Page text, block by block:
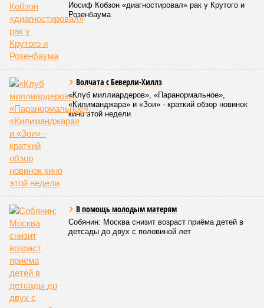
Иосиф Кобзон «диагностировал» рак у Крутого и
Розенбаума
Волчата с Беверли-Хиллз
«Клуб миллиардеров», «Паранормальное»,
«Килиманджара» и «Зои» - краткий обзор новинок
кино этой недели
В помощь молодым матерям
Собянин: Москва снизит возраст приёма детей в
детсады до двух с половиной лет